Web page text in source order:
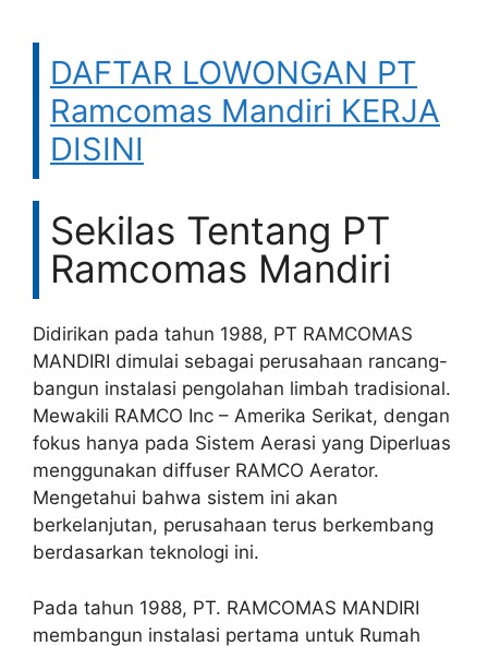
DAFTAR LOWONGAN PT
Ramcomas Mandiri KERJA
DISINI
Sekilas Tentang PT
Ramcomas Mandiri
Didirikan pada tahun 1988, PT RAMCOMAS
MANDIRI dimulai sebagai perusahaan rancang-
bangun instalasi pengolahan limbah tradisional.
Mewakili RAMCO Inc – Amerika Serikat, dengan
fokus hanya pada Sistem Aerasi yang Diperluas
menggunakan diffuser RAMCO Aerator.
Mengetahui bahwa sistem ini akan
berkelanjutan, perusahaan terus berkembang
berdasarkan teknologi ini.
Pada tahun 1988, PT. RAMCOMAS MANDIRI
membangun instalasi pertama untuk Rumah